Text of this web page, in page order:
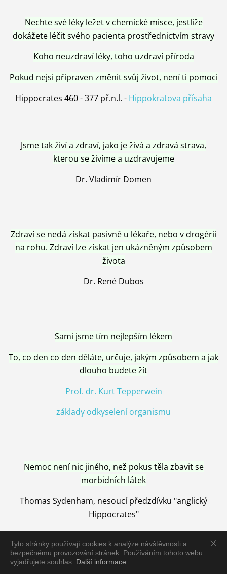
Tyto stránky používají cookies k analýze návštěvnosti a
bezpečnému provozování stránek. Používáním tohoto webu
vyjadřujete souhlas. Další informace
Nechte své léky ležet v chemické misce, jestliže
dokážete léčit svého pacienta prostřednictvím stravy
Koho neuzdraví léky, toho uzdraví příroda
Pokud nejsi připraven změnit svůj život, není ti pomoci
Hippocrates 460 - 377 př.n.l. - Hippokratova přísaha
Jsme tak živí a zdraví, jako je živá a zdravá strava,
kterou se živíme a uzdravujeme
Dr. Vladimír Domen
Zdraví se nedá získat pasivně u lékaře, nebo v drogérii
na rohu. Zdraví lze získat jen ukázněným způsobem
života
Dr. René Dubos
Sami jsme tím nejlepším lékem
To, co den co den děláte, určuje, jakým způsobem a jak
dlouho budete žít
Prof. dr. Kurt Tepperwein
základy odkyselení organismu
Nemoc není nic jiného, než pokus těla zbavit se
morbidních látek
Thomas Sydenham, nesoucí předzdívku "anglický
Hippocrates"
Nemoc je vyléčena jen pomocí Přírody, neutralizací a